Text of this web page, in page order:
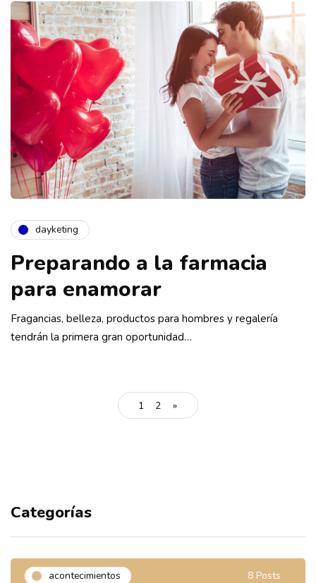
dayketing
Preparando a la farmacia
para enamorar
Fragancias, belleza, productos para hombres y regalería
tendrán la primera gran oportunidad…
1 2 »
Categorías
acontecimientos 8 Posts